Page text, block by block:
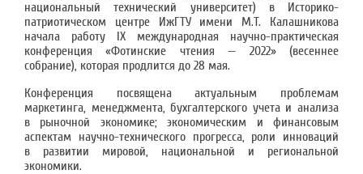
национальный технический университет) в Историко-
патриотическом центре ИжГТУ имени М.Т. Калашникова
начала работу IХ международная научно-практическая
конференция «Фотинские чтения — 2022» (весеннее
собрание), которая продлится до 28 мая.
Конференция посвящена актуальным проблемам
маркетинга, менеджмента, бухгалтерского учета и анализа
в рыночной экономике; экономическим и финансовым
аспектам научно-технического прогресса, роли инноваций
в развитии мировой, национальной и региональной
экономики.